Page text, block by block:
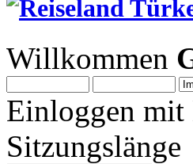
Willkommen
Einloggen mit
Sitzungslänge